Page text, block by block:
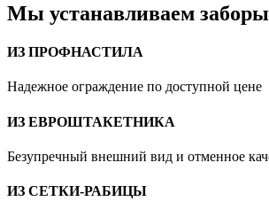
Мы устанавливаем заборы
ИЗ ПРОФНАСТИЛА
Надежное ограждение по доступной цене
ИЗ ЕВРОШТАКЕТНИКА
Безупречный внешний вид и отменное
ИЗ СЕТКИ-РАБИЦЫ